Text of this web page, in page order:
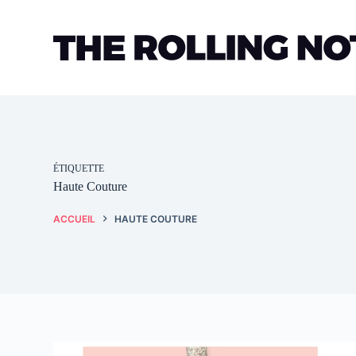
ÉTIQUETTE
Haute Couture
ACCUEIL HAUTE COUTURE